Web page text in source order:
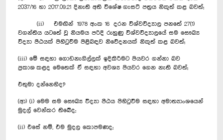
2037/16 හා 2017.09.21 දිනැති අති විශේෂ ගැසට් පත්‍රය නිකුත් කළ බවත්;
(ii) එමඟින් 1978 අංක 16 දරන විශ්වවිද්‍යාල පනතේ 27(1)
වගන්තිය යටතේ වූ නියමය පරිදි රුහුණු විශ්වවිද්‍යාලයේ සම සෞඛ්‍ය
විද්‍යා පීඨයක් පිහිටුවීම පිළිබඳව නිවේදනයක් නිකුත් කළ බවත්;
(iii) මේ සඳහා ගොඩනැගිල්ලක් ඉදිකිරීමට පියවර ගන්නා බව
ප්‍රකාශ කළද මෙතෙක් ඒ සඳහා අවශ්‍ය පියවර ගෙන නැති බවත්;
එතුමා දන්නෙහිද?
(ආ) (i) මෙම සම සෞඛ්‍ය විද්‍යා පීඨය පිහිටුවීම සඳහා අමාත්‍යාංශයෙන්
මුදල් වෙන්කර තිබේද;
(ii) එසේ නම්, එම මුදල කොපමණද;